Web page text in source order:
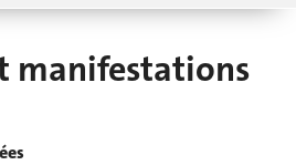
manifestations